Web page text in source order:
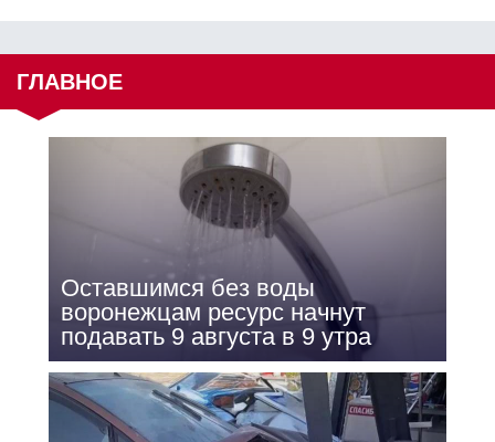
ГЛАВНОЕ
Оставшимся без воды
воронежцам ресурс начнут
подавать 9 августа в 9 утра